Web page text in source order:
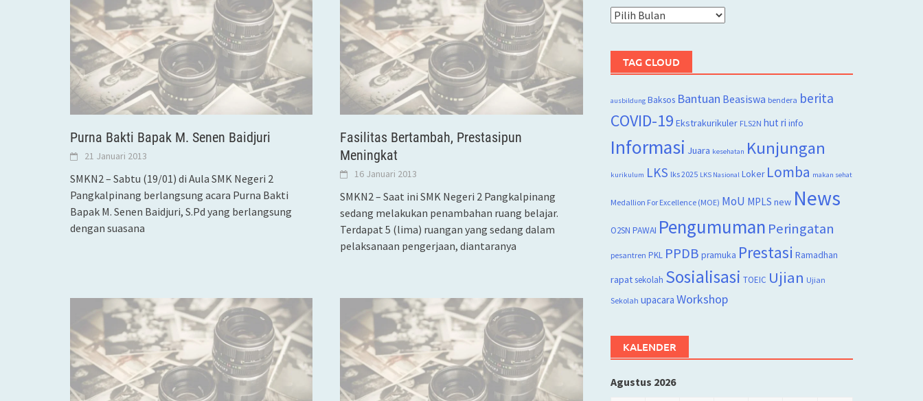
Purna Bakti Bapak M. Senen Baidjuri
21 Januari 2013
SMKN2 – Sabtu (19/01) di Aula SMK Negeri 2
Pangkalpinang berlangsung acara Purna Bakti
Bapak M. Senen Baidjuri, S.Pd yang berlangsung
dengan suasana
Fasilitas Bertambah, Prestasipun
Meningkat
16 Januari 2013
SMKN2 – Saat ini SMK Negeri 2 Pangkalpinang
sedang melakukan penambahan ruang belajar.
Terdapat 5 (lima) ruangan yang sedang dalam
pelaksanaan pengerjaan, diantaranya
Arsip
TAG CLOUD
ausbildung Baksos Bantuan Beasiswa bendera berita
COVID-19 Ekstrakurikuler FLS2N hut ri info
Informasi Juara kesehatan Kunjungan
kurikulum LKS lks 2025 LKS Nasional Loker Lomba makan sehat
Medallion For Excellence (MOE) MoU MPLS new News
O2SN PAWAI Pengumuman Peringatan
pesantren PKL PPDB pramuka Prestasi Ramadhan
rapatsekolah Sosialisasi TOEIC Ujian Ujian
Sekolah upacara Workshop
KALENDER
Agustus 2026